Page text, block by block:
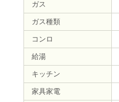
ガス
ガス種類
コンロ
給湯
キッチン
家具家電